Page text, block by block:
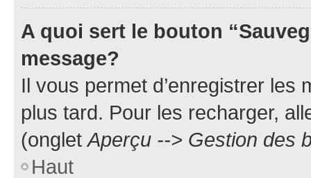
A quoi sert le bouton
message?
Il vous permet d’enregistrer
plus tard. Pour les recharger,
(ongletAperçu --> Gestion des
Haut